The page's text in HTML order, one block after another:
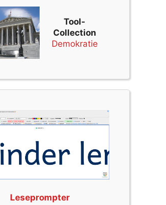
Tool-
Collection
Demokratie
Leseprompter